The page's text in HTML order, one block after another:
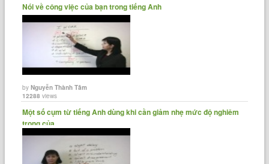
Nói về công việc của bạn trong tiếng Anh
byNguyễn Thành Tâm
12288 views
Một số cụm từ tiếng Anh dùng khi cần giảm nhẹ mức độ nghiêm
trọng của......